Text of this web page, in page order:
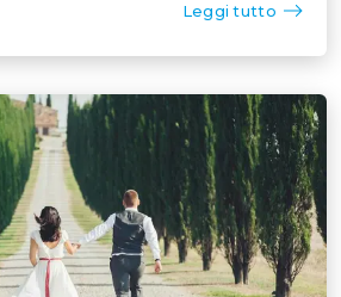
Leggi tutto